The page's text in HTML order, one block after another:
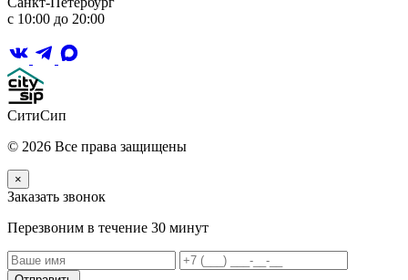
с 10:00 до 20:00
СитиСип
© 2026 Все права защищены
×
Заказать звонок
Перезвоним в течение 30 минут